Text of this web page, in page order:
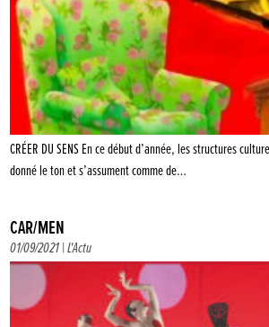
CRÉER DU SENS En ce début d’année, les structures
donné le ton et s’assument comme de…
CAR/MEN
01/09/2021 |L'Actu